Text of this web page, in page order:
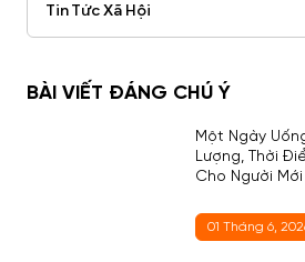
Tin Tức Xã Hội
BÀI VIẾT ĐÁNG CHÚ Ý
Một Ngày
Lượng, Thời
Cho Người Mới
01 Tháng 6,